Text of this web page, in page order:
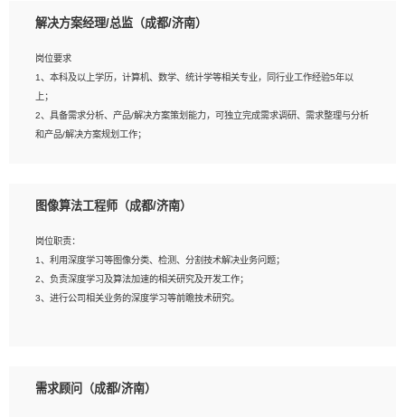
岗位要求：
1、全日制统招本科及以上学历，计算机相关专业毕业，5年以上开发工作经验；
2、具有扎实的java编程功底和良好的编码习惯，有分布式、多线程及高并发系统开
发经验和性能调优经验尤佳；熟悉JVM调优；掌握基础中间件、基础架构方案和云
平台、云产品功能特性，熟练使用相关平台的功能和了解其背后实现机制；
研发管理流程建设经验；
种常用框架和技术Springboot、Shiro、springcloud等；熟悉Linux常用命令和了解
常用脚本语言，较丰富的线上系统运维经验，复杂问题排查思路清晰。
解决方案经理/总监（成都/济南）
岗位要求
1、本科及以上学历，计算机、数学、统计学等相关专业，同行业工作经验5年以
上；
2、具备需求分析、产品/解决方案策划能力，可独立完成需求调研、需求整理与分析
和产品/解决方案规划工作；
相关的解决方案，包括视频分析、图像识别、NLP、OCR、机器学习等；
AI算法框架，对人脸识别、目标检测、图像识别、OCR、NLP等AI算法有深刻理
解。具有AI平台级产品/解决方案从业经验者优先。具有大数据技术背景者优先；
6、具备良好的客户意识与沟通能力，善于学习思考、创新与团队协作，认真负责、
执行力与抗压力强。
图像算法工程师（成都/济南）
岗位职责：
1、利用深度学习等图像分类、检测、分割技术解决业务问题；
2、负责深度学习及算法加速的相关研究及开发工作；
3、进行公司相关业务的深度学习等前瞻技术研究。
2、2年以上图像处理开发经验，熟悉python和spark开发；
需求顾问（成都/济南）